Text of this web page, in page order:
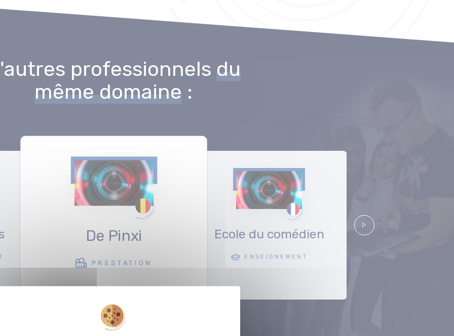
professionnels du
même domaine :
De Pinxi
PRESTATION
Ecole du comédien
ENSEIGNEMENT
Suivant